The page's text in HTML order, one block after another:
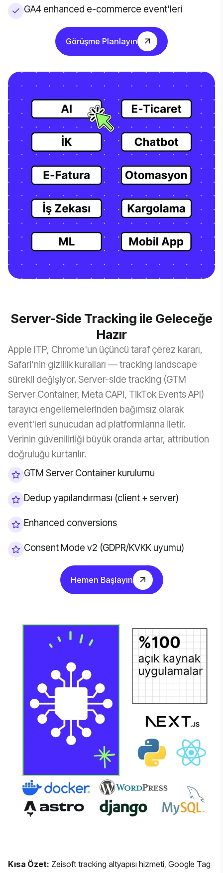
GA4 enhanced e-commerce event'leri
Görüşme Planlayın
Server-Side Tracking ile Geleceğe
Hazır
Apple ITP, Chrome'un üçüncü taraf çerez kararı,
Safari'nin gizlilik kuralları — tracking landscape
sürekli değişiyor. Server-side tracking (GTM
Server Container, Meta CAPI, TikTok Events API)
tarayıcı engellemelerinden bağımsız olarak
event'leri sunucudan ad platformlarına iletir.
Verinin güvenilirliği büyük oranda artar, attribution
doğruluğu kurtarılır.
GTM Server Container kurulumu
Dedup yapılandırması (client + server)
Enhanced conversions
Consent Mode v2 (GDPR/KVKK uyumu)
Hemen Başlayın
Kısa Özet: Zeisoft tracking altyapısı hizmeti, Google Tag